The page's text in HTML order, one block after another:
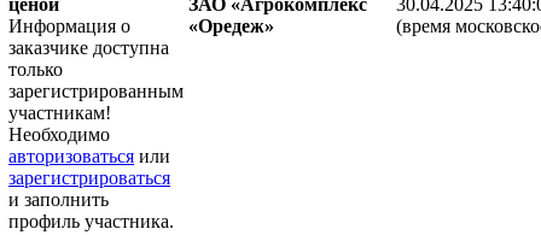
Информация о
заказчике доступна
только
зарегистрированным
участникам!
Необходимо
авторизоваться или
зарегистрироваться
и заполнить
профиль участника.
«Оредеж»
(время